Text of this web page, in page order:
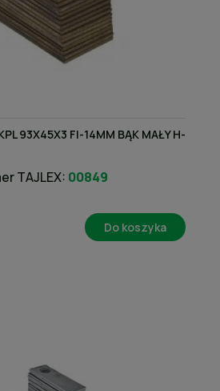
93X45X3 FI-14MM BĄK MAŁY H-
TAJLEX: 00849
Do koszyka